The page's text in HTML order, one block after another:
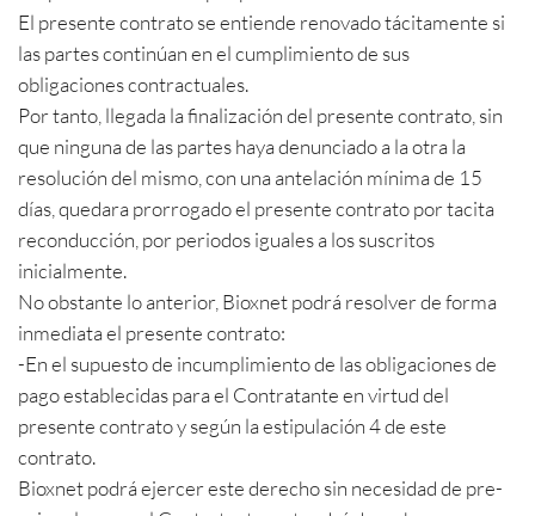
El presente contrato se entiende renovado tácitamente si
las partes continúan en el cumplimiento de sus
obligaciones contractuales.
Por tanto, llegada la finalización del presente contrato, sin
que ninguna de las partes haya denunciado a la otra la
resolución del mismo, con una antelación mínima de 15
días, quedara prorrogado el presente contrato por tacita
reconducción, por periodos iguales a los suscritos
inicialmente.
No obstante lo anterior, Bioxnet podrá resolver de forma
inmediata el presente contrato:
-En el supuesto de incumplimiento de las obligaciones de
pago establecidas para el Contratante en virtud del
presente contrato y según la estipulación 4 de este
contrato.
Bioxnet podrá ejercer este derecho sin necesidad de pre-